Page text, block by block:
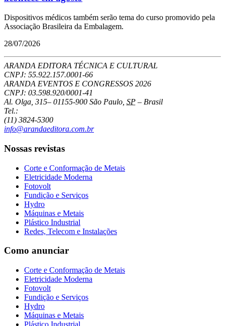
Dispositivos médicos também serão tema do curso promovido pela
Associação Brasileira da Embalagem.
28/07/2026
ARANDA EDITORA TÉCNICA E CULTURAL
CNPJ: 55.922.157.0001-66
ARANDA EVENTOS E CONGRESSOS 2026
CNPJ: 03.598.920/0001-41
Al. Olga, 315– 01155-900 São Paulo SP – Brasil
Tel.:
(11) 3824-5300
info@arandaeditora.com.br
Nossas revistas
Corte e Conformação de Metais
Eletricidade Moderna
Fotovolt
Fundição e Serviços
Hydro
Máquinas e Metais
Plástico Industrial
Redes, Telecom e Instalações
Como anunciar
Corte e Conformação de Metais
Eletricidade Moderna
Fotovolt
Fundição e Serviços
Hydro
Máquinas e Metais
Plástico Industrial